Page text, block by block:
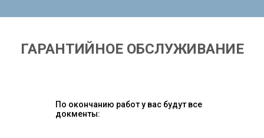
ГАРАНТИЙНОЕ ОБСЛУЖИВАНИЕ
По окончанию работ у вас будут все
докменты: